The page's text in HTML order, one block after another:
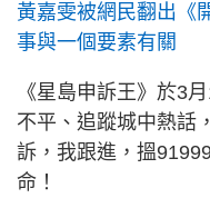
黃嘉雯被網民翻出《
事與一個要素有關
《星島申訴王》於3
不平、追蹤城中熱話
訴，我跟進，搵
命！